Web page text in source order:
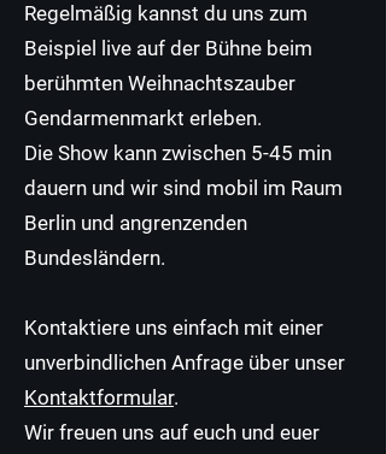
Regelmäßig kannst du uns zum
Beispiel live auf der Bühne beim
berühmten Weihnachtszauber
Gendarmenmarkt erleben.
Die Show kann zwischen 5-45 min
dauern und wir sind mobil im Raum
Berlin und angrenzenden
Bundesländern.
Kontaktiere uns einfach mit einer
unverbindlichen Anfrage über unser
Kontaktformular.
Wir freuen uns auf euch und euer